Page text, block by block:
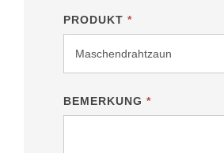
PRODUKT *
BEMERKUNG *